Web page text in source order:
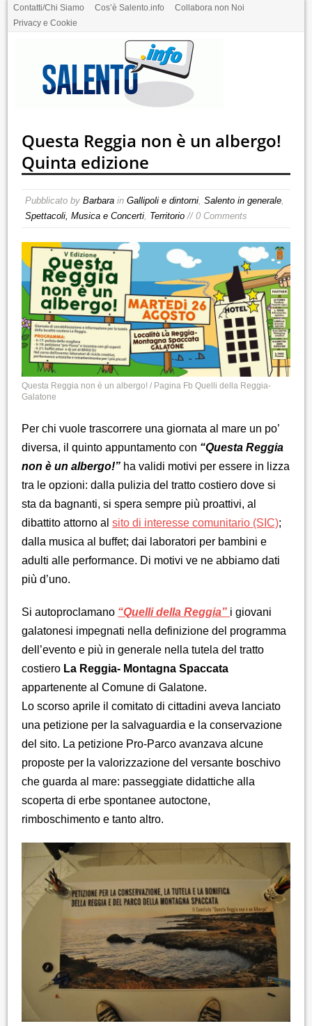
Contatti/Chi Siamo Cos’è Salento.info
Collabora non Noi
Privacy e Cookie
Questa Reggia non è un albergo!
Quinta edizione
Pubblicato byBarbara inGallipoli e dintorni,Salento in generale,
Spettacoli, Musica e Concerti, Territorio // 0 Comments
Questa Reggia non è un albergo! / Pagina Fb Quelli della Reggia-
Galatone
Per chi vuole trascorrere una giornata al mare un po’
diversa, il quinto appuntamento con “Questa Reggia
non è un albergo!” ha validi motivi per essere in lizza
tra le opzioni: dalla pulizia del tratto costiero dove si
sta da bagnanti, si spera sempre più proattivi, al
dibattito attorno alsito di interesse comunitario (SIC);
dalla musica al buffet; dai laboratori per bambini e
adulti alle performance. Di motivi ve ne abbiamo dati
più d’uno.
Si autoproclamano “Quelli della Reggia” i giovani
galatonesi impegnati nella definizione del programma
dell’evento e più in generale nella tutela del tratto
costiero La Reggia- Montagna Spaccata
appartenente al Comune di Galatone.
Lo scorso aprile il comitato di cittadini aveva lanciato
una petizione per la salvaguardia e la conservazione
del sito. La petizione Pro-Parco avanzava alcune
proposte per la valorizzazione del versante boschivo
che guarda al mare: passeggiate didattiche alla
scoperta di erbe spontanee autoctone,
rimboschimento e tanto altro.